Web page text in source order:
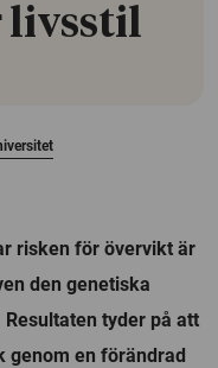
livsstil
risken för övervikt är
den genetiska
tyder på att
genom en förändrad